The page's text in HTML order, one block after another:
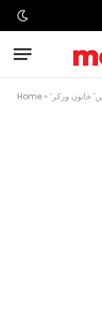
Home » خاتون ورکر